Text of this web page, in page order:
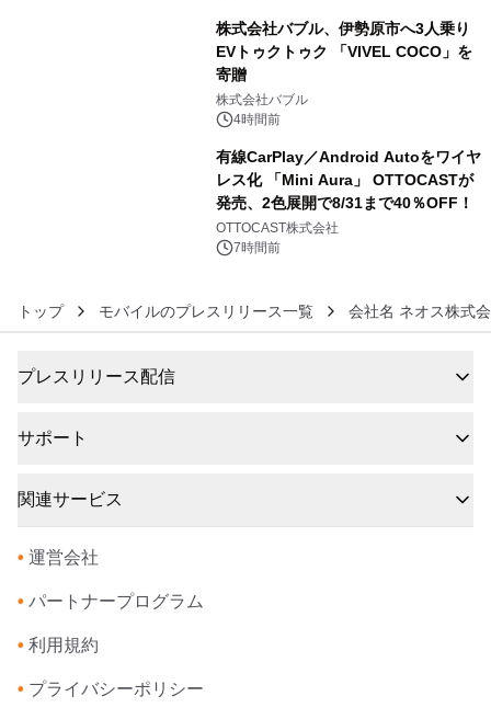
株式会社バブル、伊勢原市へ3人乗り
EVトゥクトゥク 「VIVEL COCO」を
寄贈
株式会社バブル
4時間前
有線CarPlay／Android Autoをワイヤ
レス化 「Mini Aura」 OTTOCASTが
発売、2色展開で8/31まで40％OFF！
OTTOCAST株式会社
7時間前
トップ モバイルのプレスリリース一覧 会社名 ネオス株式
プレスリリース配信
サポート
関連サービス
• 運営会社
• パートナープログラム
• 利用規約
• プライバシーポリシー